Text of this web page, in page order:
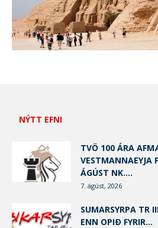
NÝTT EFNI
TVÖ 100 ÁRA
VESTMANNAEYJA
ÁGÚST NK....
7. ágúst, 2026
SUMARSYRPA TR
ENN OPIÐ FYRIR...